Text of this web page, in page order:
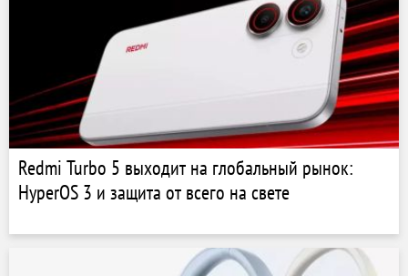
Redmi Turbo 5 выходит на глобальный рынок:
HyperOS 3 и защита от всего на свете